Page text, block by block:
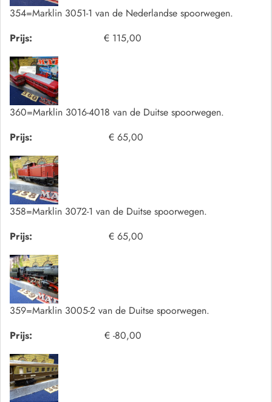
354=Marklin 3051-1 van de Nederlandse spoorwegen.
Prijs:
€ 115,00
360=Marklin 3016-4018 van de Duitse spoorwegen.
Prijs:
€ 65,00
358=Marklin 3072-1 van de Duitse spoorwegen.
Prijs:
€ 65,00
359=Marklin 3005-2 van de Duitse spoorwegen.
Prijs:
€ -80,00